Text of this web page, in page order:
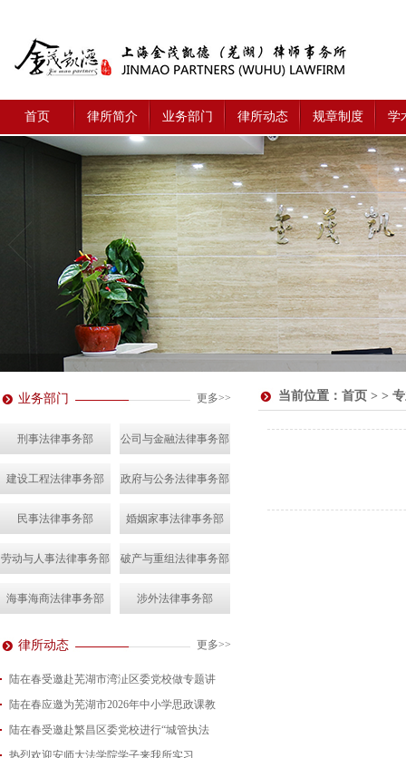
首页 律所简介 业务部门 律所动态 规章制度 学
业务部门 更多>>
刑事法律事务部 公司与金融法律事务部
建设工程法律事务部 政府与公务法律事务部
民事法律事务部 婚姻家事法律事务部
劳动与人事法律事务部 破产与重组法律事务部
海事海商法律事务部 涉外法律事务部
律所动态 更多>>
陆在春受邀赴芜湖市湾沚区委党校做专题讲
2026-08-04
陆在春应邀为芜湖市2026年中小学思政课教
2026-07-24
陆在春受邀赴繁昌区委党校进行“城管执法
2026-07-15
热烈欢迎安师大法学院学子来我所实习
当前位置： 首页 > >